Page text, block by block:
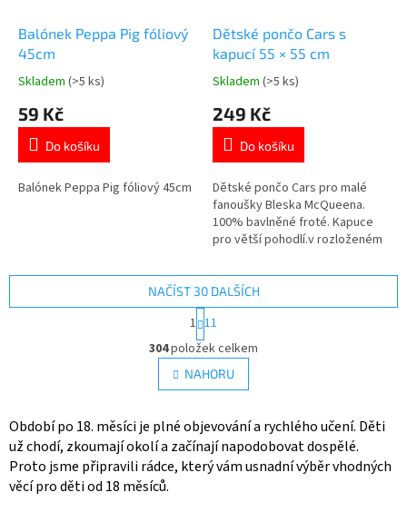
Balónek Peppa Pig fóliový
45cm
Průměrné
produktu
5,0
5
Skladem (>5 ks)
59 Kč
Do košíku
Balónek Peppa Pig fóliový 45cm
Dětské pončo Cars s
kapucí 55 × 55 cm
Průměrné
produktu
5,0
5
hvězdiček.
Skladem (>5 ks)
249 Kč
Do košíku
Dětské pončo Cars pro malé
fanoušky Bleska McQueena.
100% bavlněné froté. Kapuce
pro větší pohodlí.v rozloženém
55 × 55 cm + kapuce) Vhodné
pro děti přibližně od 2 do 7 let.
👉 Více produktů s motivem
Cars
O
v
l
á
a
c
í
p
NAČÍST 30 DALŠÍCH
S
t
r
á
n
k
v
á
n
í
1 11
304položek celkem
NAHORU
Období po 18. měsíci je plné objevování a rychlého učení. Děti
už chodí, zkoumají okolí a začínají napodobovat dospělé.
Proto jsme připravili rádce, který vám usnadní výběr vhodných
věcí pro děti od 18 měsíců.